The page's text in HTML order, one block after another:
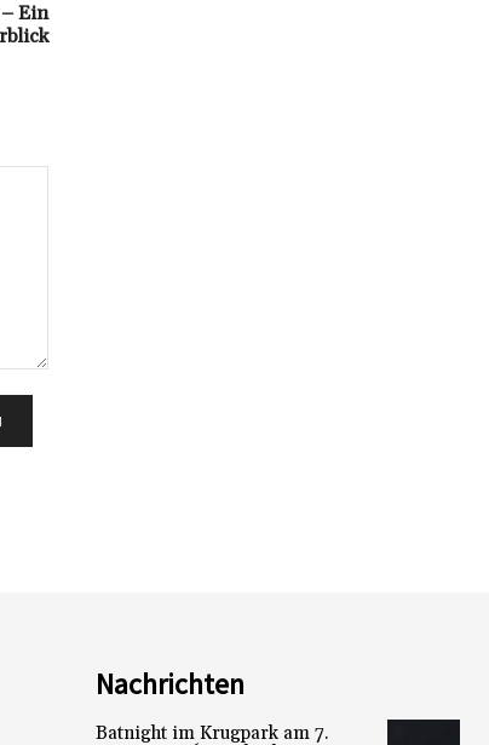
Ein
Nachrichten
Batnight im Krugpark am 7.